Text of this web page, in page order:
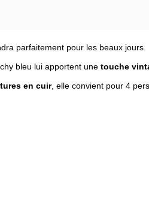
parfaitement pour les beaux jours.
bleu lui apportent une touche
en cuir, elle convient pour 4